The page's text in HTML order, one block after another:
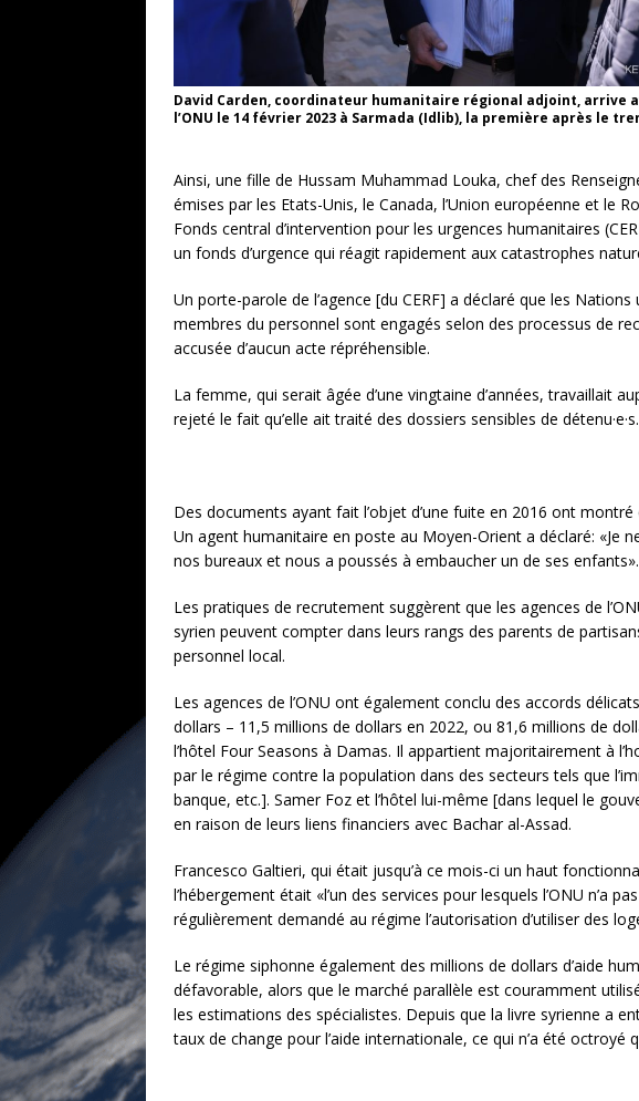
David Carden, coordinateur humanitaire régional adjoint, arrive
l’ONU le 14 février 2023 à Sarmada (Idlib), la première après le
Ainsi, une fille de Hussam Muhammad Louka, chef des
émises par les Etats-Unis, le Canada, l’Union européenne et le
Fonds central d’intervention pour les urgences humanitaires
un fonds d’urgence qui réagit rapidement aux catastrophes
Un porte-parole de l’agence [du CERF] a déclaré que les
membres du personnel sont engagés selon des processus de
accusée d’aucun acte répréhensible.
La femme, qui serait âgée d’une vingtaine d’années, travaillait
rejeté le fait qu’elle ait traité des dossiers sensibles de détenu·e·s.
Des documents ayant fait l’objet d’une fuite en 2016 ont
Un agent humanitaire en poste au Moyen-Orient a déclaré: «Je
nos bureaux et nous a poussés à embaucher un de ses enfants».
Les pratiques de recrutement suggèrent que les agences de
syrien peuvent compter dans leurs rangs des parents de
personnel local.
Les agences de l’ONU ont également conclu des accords
dollars – 11,5 millions de dollars en 2022, ou 81,6 millions de
l’hôtel Four Seasons à Damas. Il appartient majoritairement à
par le régime contre la population dans des secteurs tels que
banque, etc.]. Samer Foz et l’hôtel lui-même [dans lequel le
en raison de leurs liens financiers avec Bachar al-Assad.
Francesco Galtieri, qui était jusqu’à ce mois-ci un haut
l’hébergement était «l’un des services pour lesquels l’ONU n’a
régulièrement demandé au régime l’autorisation d’utiliser des
Le régime siphonne également des millions de dollars d’aide
défavorable, alors que le marché parallèle est couramment
les estimations des spécialistes. Depuis que la livre syrienne a
taux de change pour l’aide internationale, ce qui n’a été octroyé